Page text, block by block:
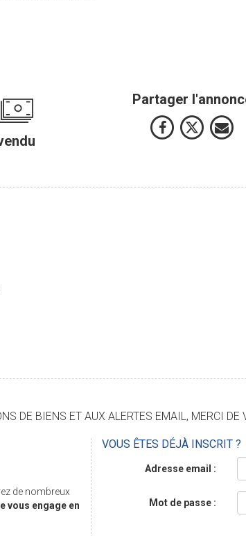
Partager
DE BIENS ET AUX ALERTES EMAIL, MERCI DE
de nombreux
vous engage en
VOUS ÊTES DÉJÀ INSCRIT ?
Adresse email :
Mot de passe :